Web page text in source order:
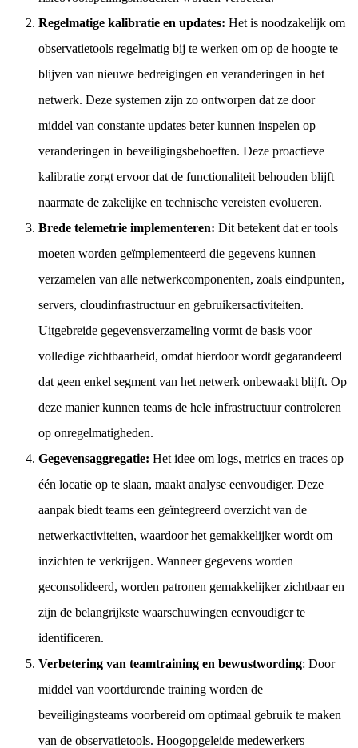
Regelmatige kalibratie en updates: Het is noodzakelijk om
observatietools regelmatig bij te werken om op de hoogte te
blijven van nieuwe bedreigingen en veranderingen in het
netwerk. Deze systemen zijn zo ontworpen dat ze door
middel van constante updates beter kunnen inspelen op
veranderingen in beveiligingsbehoeften. Deze proactieve
kalibratie zorgt ervoor dat de functionaliteit behouden blijft
naarmate de zakelijke en technische vereisten evolueren.
Brede telemetrie implementeren: Dit betekent dat er tools
moeten worden geïmplementeerd die gegevens kunnen
verzamelen van alle netwerkcomponenten, zoals eindpunten,
servers, cloudinfrastructuur en gebruikersactiviteiten.
Uitgebreide gegevensverzameling vormt de basis voor
volledige zichtbaarheid, omdat hierdoor wordt gegarandeerd
dat geen enkel segment van het netwerk onbewaakt blijft. Op
deze manier kunnen teams de hele infrastructuur controleren
op onregelmatigheden.
Gegevensaggregatie: Het idee om logs, metrics en traces op
één locatie op te slaan, maakt analyse eenvoudiger. Deze
aanpak biedt teams een geïntegreerd overzicht van de
netwerkactiviteiten, waardoor het gemakkelijker wordt om
inzichten te verkrijgen. Wanneer gegevens worden
geconsolideerd, worden patronen gemakkelijker zichtbaar en
zijn de belangrijkste waarschuwingen eenvoudiger te
identificeren.
Verbetering van teamtraining en bewustwording: Door
middel van voortdurende training worden de
beveiligingsteams voorbereid om optimaal gebruik te maken
van de observatietools. Hoogopgeleide medewerkers